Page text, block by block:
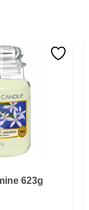
623g